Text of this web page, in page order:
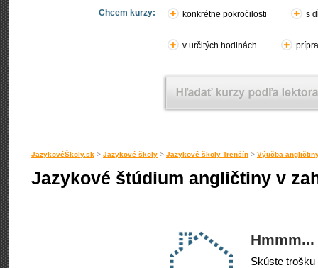
Chcem kurzy: konkrétne pokročilosti s
v určitých hodinách
JazykovéŠkoly.sk > Jazykové školy > Jazykové školy Trenčín > Výučba
Jazykové štúdium angličtiny v
Skúste